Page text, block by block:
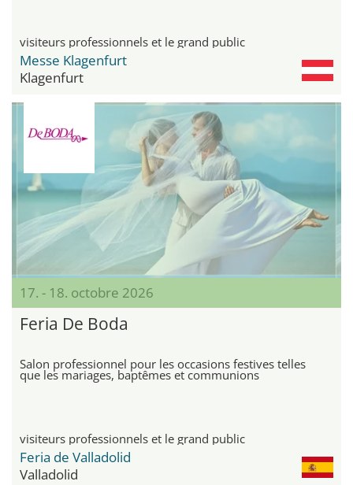
visiteurs professionnels et le grand public
Messe Klagenfurt
Klagenfurt
17. - 18. octobre 2026
Feria De Boda
Salon professionnel pour les occasions festives telles
que les mariages, baptêmes et communions
visiteurs professionnels et le grand public
Feria de Valladolid
Valladolid